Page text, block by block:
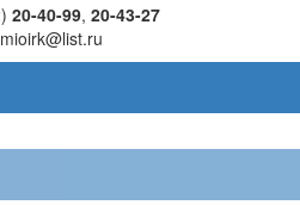
20-40-99, 20-43-27